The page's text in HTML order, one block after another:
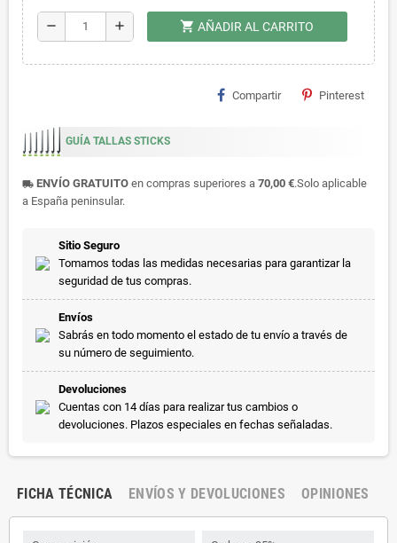
remove add shopping_cart AÑADIR AL CARRITO
Compartir Pinterest
GUÍA TALLAS STICKS
local_shipping ENVÍO GRATUITO en compras superiores a 70,00 €.Solo aplicable
a España peninsular.
Sitio Seguro
Tomamos todas las medidas necesarias para garantizar la
seguridad de tus compras.
Envíos
Sabrás en todo momento el estado de tu envío a través de
su número de seguimiento.
Devoluciones
Cuentas con 14 días para realizar tus cambios o
devoluciones. Plazos especiales en fechas señaladas.
FICHA TÉCNICA ENVÍOS Y DEVOLUCIONES OPINIONES